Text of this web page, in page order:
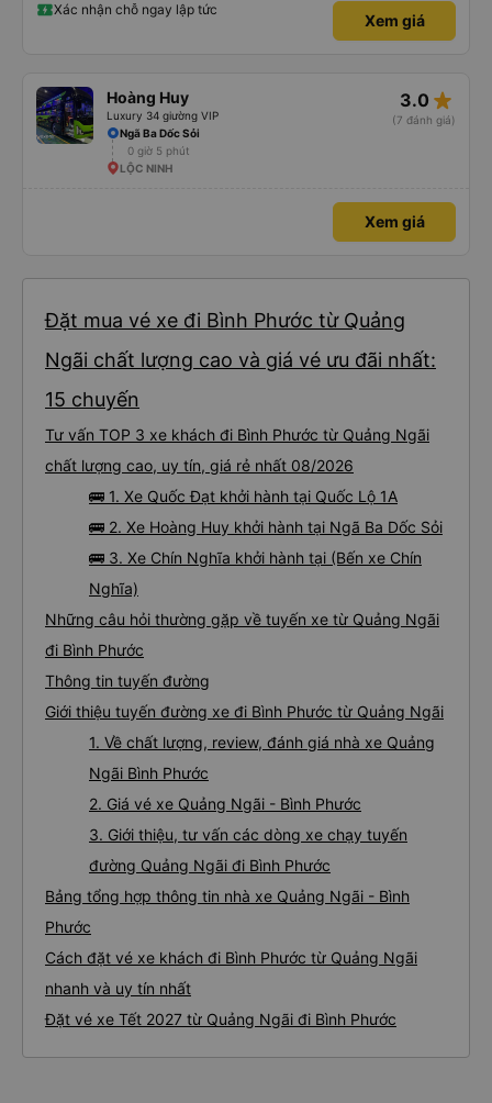
Xác nhận chỗ ngay lập tức
Xem giá
Hoàng Huy
Luxury 34 giường VIP
3.0 star_rate
(7 đánh giá)
Ngã Ba Dốc Sỏi
0 giờ 5 phút
LỘC NINH
Xem giá
Đặt mua vé xe đi Bình Phước từ Quảng
Ngãi chất lượng cao và giá vé ưu đãi nhất:
15 chuyến
Tư vấn TOP 3 xe khách đi Bình Phước từ Quảng Ngãi
chất lượng cao, uy tín, giá rẻ nhất 08/2026
🚌 1. Xe Quốc Đạt khởi hành tại Quốc Lộ 1A
🚌 2. Xe Hoàng Huy khởi hành tại Ngã Ba Dốc Sỏi
🚌 3. Xe Chín Nghĩa khởi hành tại (Bến xe Chín
Nghĩa)
Những câu hỏi thường gặp về tuyến xe từ Quảng Ngãi
đi Bình Phước
Thông tin tuyến đường
Giới thiệu tuyến đường xe đi Bình Phước từ Quảng Ngãi
1. Về chất lượng, review, đánh giá nhà xe Quảng
Ngãi Bình Phước
2. Giá vé xe Quảng Ngãi - Bình Phước
3. Giới thiệu, tư vấn các dòng xe chạy tuyến
đường Quảng Ngãi đi Bình Phước
Bảng tổng hợp thông tin nhà xe Quảng Ngãi - Bình
Phước
Cách đặt vé xe khách đi Bình Phước từ Quảng Ngãi
nhanh và uy tín nhất
Đặt vé xe Tết 2027 từ Quảng Ngãi đi Bình Phước